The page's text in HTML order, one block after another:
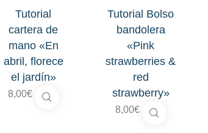
Tutorial
cartera de
mano «En
abril, florece
el jardín»
8,00€
Tutorial Bolso
bandolera
«Pink
strawberries &
red
strawberry»
8,00€